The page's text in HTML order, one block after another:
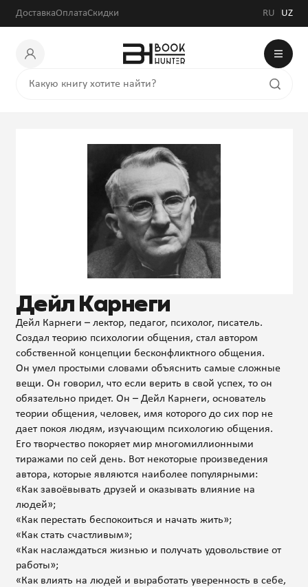
ДоставкаОплатаСкидки RU UZ
Дейл Карнеги
Дейл Карнеги – лектор, педагог, психолог, писатель.
Создал теорию психологии общения, стал автором
собственной концепции бесконфликтного общения.
Он умел простыми словами объяснить самые сложные
вещи. Он говорил, что если верить в свой успех, то он
обязательно придет. Он – Дейл Карнеги, основатель
теории общения, человек, имя которого до сих пор не
дает покоя людям, изучающим психологию общения.
Его творчество покоряет мир многомиллионными
тиражами по сей день. Вот некоторые произведения
автора, которые являются наиболее популярными:
«Как завоёвывать друзей и оказывать влияние на
людей»;
«Как перестать беспокоиться и начать жить»;
«Как стать счастливым»;
«Как наслаждаться жизнью и получать удовольствие от
работы»;
«Как влиять на людей и выработать уверенность в себе,